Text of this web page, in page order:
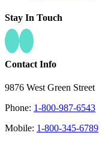
Stay In Touch
Contact Info
9876 West Green Street
Phone: 1-800-987-6543
Mobile: 1-800-345-6789